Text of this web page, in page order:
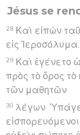
Jésus se
28 Καὶ εἰπὼν
εἰς Ἱεροσόλυμα.
29 Καὶ ἐγένετο
πρὸς τὸ ὄρος
τῶν μαθητῶν
30 λέγων·